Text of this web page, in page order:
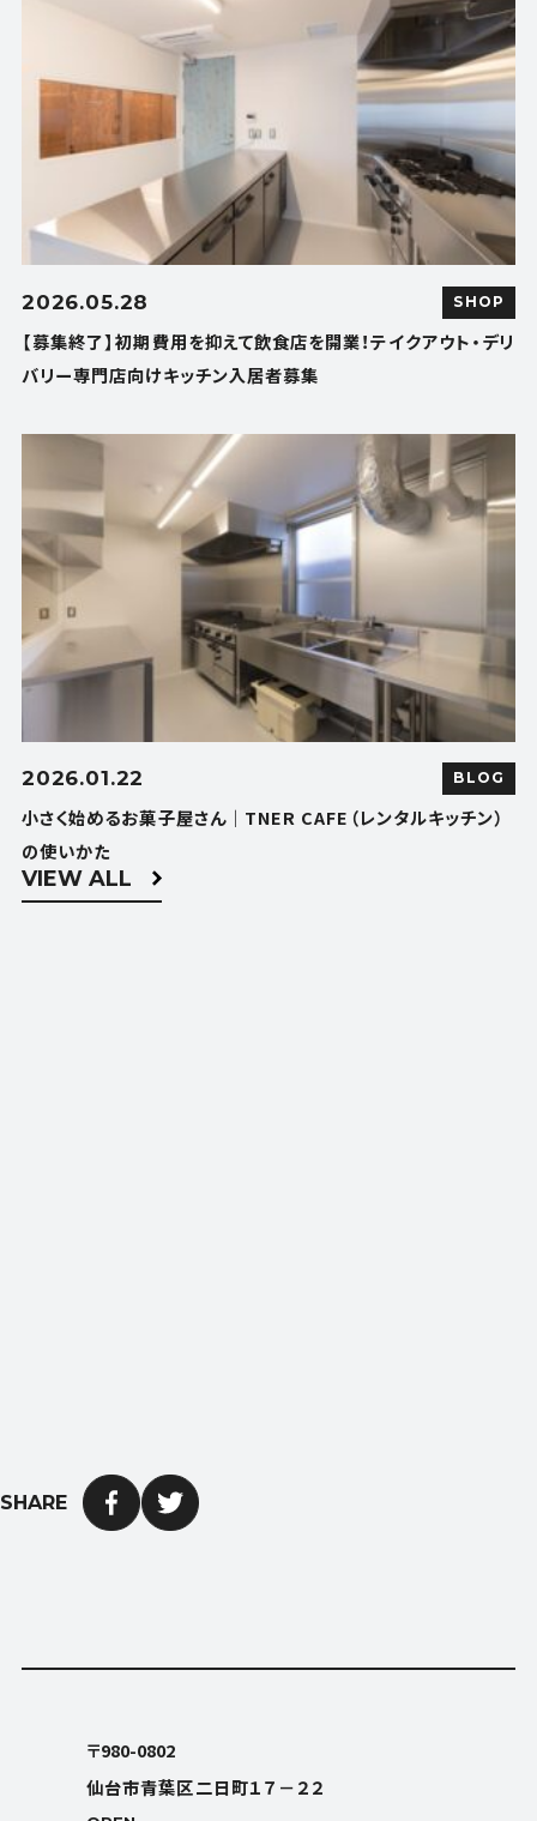
2026.05.28 SHOP
【募集終了】初期費用を抑えて飲食店を開業！テイクアウト・デリ
バリー専門店向けキッチン入居者募集
2026.01.22 BLOG
小さく始めるお菓子屋さん｜TNER CAFE（レンタルキッチン）
の使いかた
VIEW ALL
SHARE
〒980-0802
仙台市青葉区二日町１７－２２